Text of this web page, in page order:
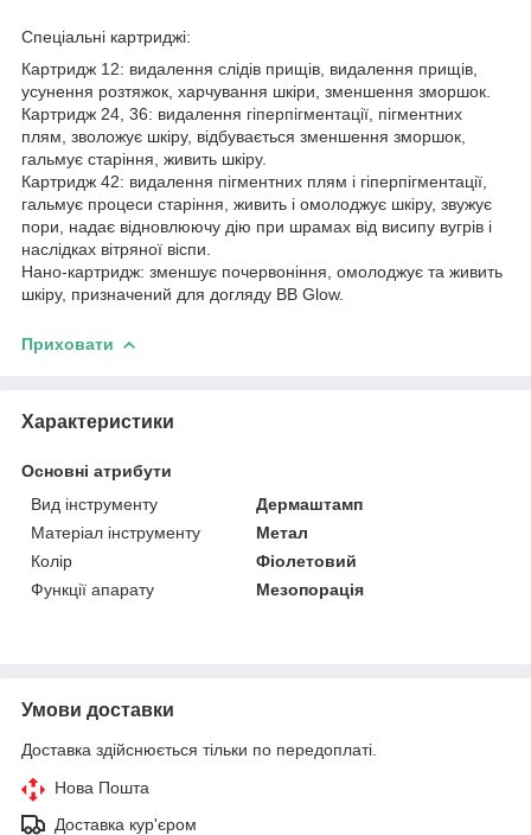
Спеціальні картриджі:
Картридж 12: видалення слідів прищів, видалення прищів,
усунення розтяжок, харчування шкіри, зменшення зморшок.
Картридж 24, 36: видалення гіперпігментації, пігментних
плям, зволожує шкіру, відбувається зменшення зморшок,
гальмує старіння, живить шкіру.
Картридж 42: видалення пігментних плям і гіперпігментації,
гальмує процеси старіння, живить і омолоджує шкіру, звужує
пори, надає відновлюючу дію при шрамах від висипу вугрів і
наслідках вітряної віспи.
Нано-картридж: зменшує почервоніння, омолоджує та живить
шкіру, призначений для догляду BB Glow.
Приховати
Характеристики
Основні атрибути
Вид інструменту
Дермаштамп
Матеріал інструменту
Метал
Колір
Фіолетовий
Функції апарату
Мезопорація
Умови доставки
Доставка здійснюється тільки по передоплаті.
Нова Пошта
Доставка кур'єром